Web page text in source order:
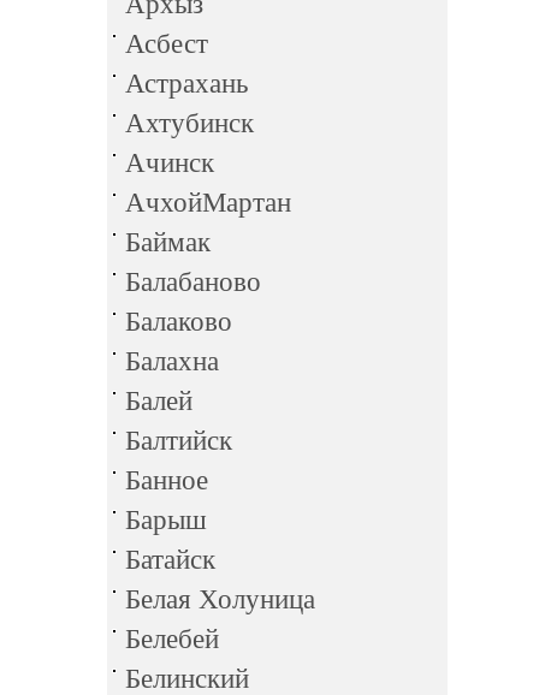
Асбест
Астрахань
Ахтубинск
Ачинск
АчхойМартан
Баймак
Балабаново
Балаково
Балахна
Балей
Балтийск
Банное
Барыш
Батайск
Белая Холуница
Белебей
Белинский